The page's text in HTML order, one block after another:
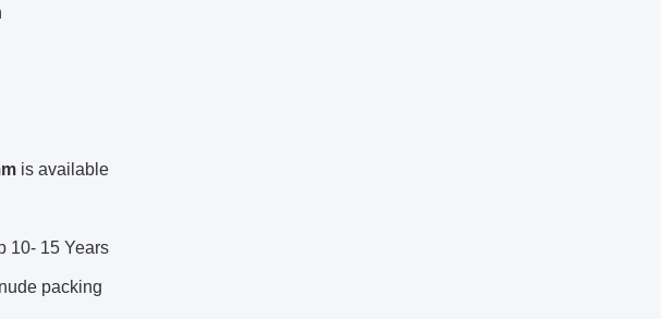
is available
10- 15 Years
packing